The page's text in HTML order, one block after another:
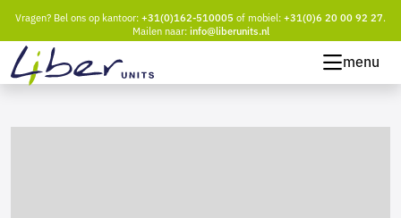
Vragen? Bel ons op kantoor:+31(0)162-510005 of mobiel:+31(0)6 20 00 92 27.
Mailen naar:info@liberunits.nl
menu